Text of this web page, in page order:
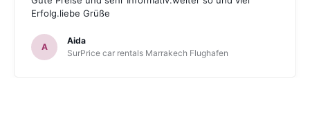
Erfolg.liebe Grüße
A
Aida
SurPrice car rentals Marrakech Flughafen